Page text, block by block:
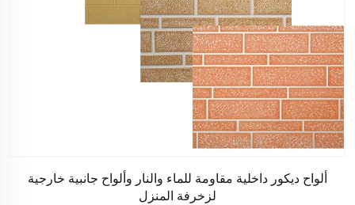
ألواح ديكور داخلية مقاومة للماء والنار وألواح جانبية خارجية
لزخرفة المنزل